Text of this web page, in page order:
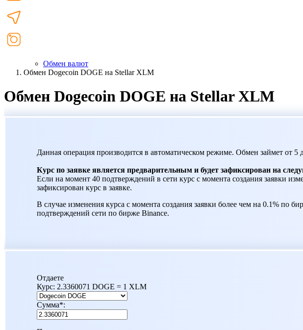
Обмен валют
Обмен Dogecoin DOGE на Stellar XLM
Обмен Dogecoin DOGE на Stellar XLM
Данная операция производится в автоматическом режиме. Обмен займет от 5
Курс по заявке является предварительным и будет зафиксирован на
Если на момент 40 подтверждений в сети курс с момента создания заявки
зафиксирован курс в заявке.
В случае изменения курса с момента создания заявки более чем на 0.1% по
подтверждений сети по бирже Binance.
Отдаете
Курс: 2.3360071 DOGE = 1 XLM
Сумма*: